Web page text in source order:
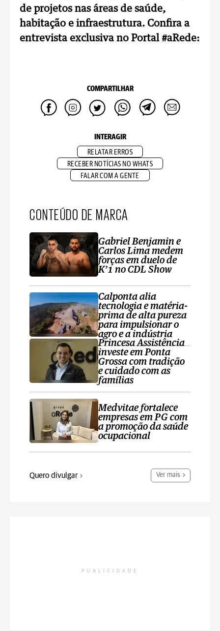
de projetos nas áreas de saúde,
habitação e infraestrutura. Confira a
entrevista exclusiva no Portal #aRede:
COMPARTILHAR
INTERAGIR
RELATAR ERROS
RECEBER NOTÍCIAS NO WHATS
FALAR COM A GENTE
CONTEÚDO DE MARCA
Gabriel Benjamin e
Carlos Lima medem
forças em duelo de
K’1 no CDL Show
Calponta alia
tecnologia e matéria-
prima de alta pureza
para impulsionar o
agro e a indústria
Princesa Assistência
investe em Ponta
Grossa com tradição
e cuidado com as
famílias
Medvitae fortalece
empresas em PG com
a promoção da saúde
ocupacional
Quero divulgar Ver mais
PUBLICIDADE